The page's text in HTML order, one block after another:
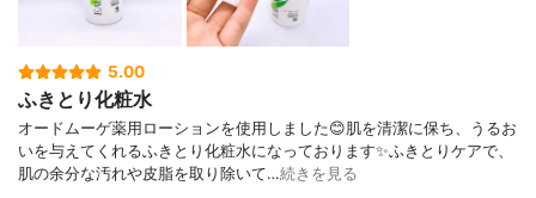
5.00
ふきとり化粧水
オードムーゲ薬用ローションを使用しました😊肌を清潔に保ち、うるお
いを与えてくれるふきとり化粧水になっております✨ふきとりケアで、
肌の余分な汚れや皮脂を取り除いて…続きを見る